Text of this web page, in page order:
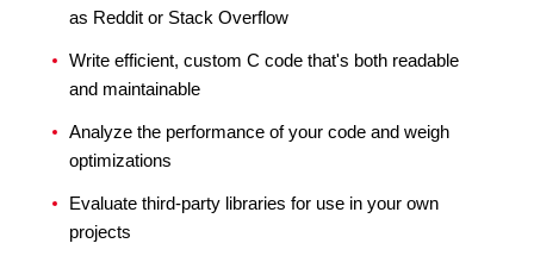
as Reddit or Stack Overflow
Write efficient, custom C code that's both readable
and maintainable
Analyze the performance of your code and weigh
optimizations
Evaluate third-party libraries for use in your own
projects